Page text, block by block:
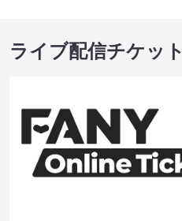
ライブ配信チケット